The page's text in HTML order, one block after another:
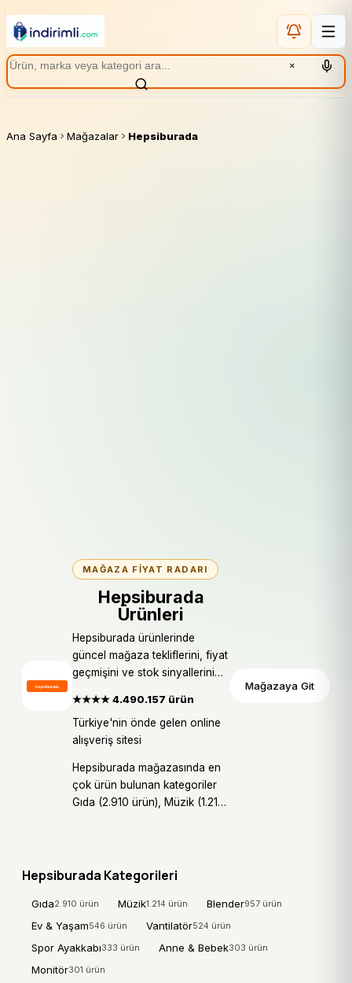
×
Ana Sayfa Mağazalar Hepsiburada
MAĞAZA FIYAT RADARI
Hepsiburada
Ürünleri
Hepsiburada ürünlerinde
güncel mağaza tekliflerini, fiyat
geçmişini ve stok sinyallerini
★★★★ 4.490.157 ürün
Türkiye'nin önde gelen online
alışveriş sitesi
Hepsiburada mağazasında en
çok ürün bulunan kategoriler
Gıda (2.910 ürün), Müzik (1.214
indirimli.com üzerinden diğer
gelen fiyatlarla anlık olarak
karşılaştırılabilir; hedef fiyat
Mağazaya Git
Hepsiburada Kategorileri
Gıda2.910 ürün Müzik1.214 ürün Blender957 ürün
Ev & Yaşam546 ürün Vantilatör524 ürün
Spor Ayakkabı333 ürün Anne & Bebek303 ürün
Monitör301 ürün